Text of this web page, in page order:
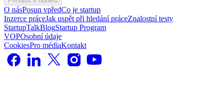
O násPosun vpředCo je startup
Inzerce práceJak uspět při hledání práceZnalostní testy
StartupTalkBlogStartup Program
VOPOsobní údaje
CookiesPro médiaKontakt